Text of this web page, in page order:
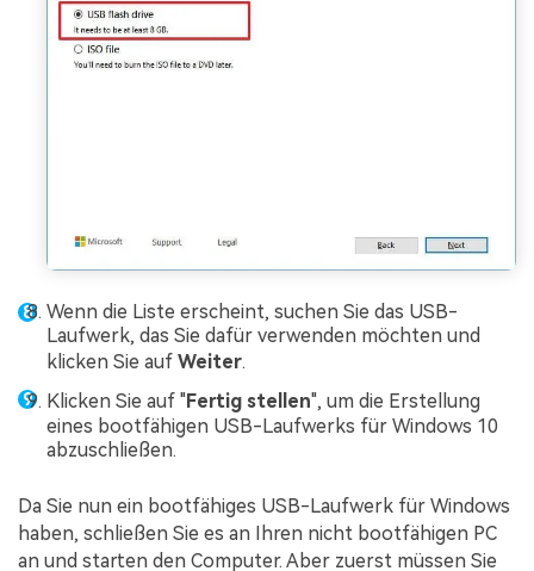
Wenn die Liste erscheint, suchen Sie das USB-
Laufwerk, das Sie dafür verwenden möchten und
klicken Sie auf Weiter.
Klicken Sie auf "Fertig stellen", um die Erstellung
eines bootfähigen USB-Laufwerks für Windows 10
abzuschließen.
Da Sie nun ein bootfähiges USB-Laufwerk für Windows
haben, schließen Sie es an Ihren nicht bootfähigen PC
an und starten den Computer. Aber zuerst müssen Sie